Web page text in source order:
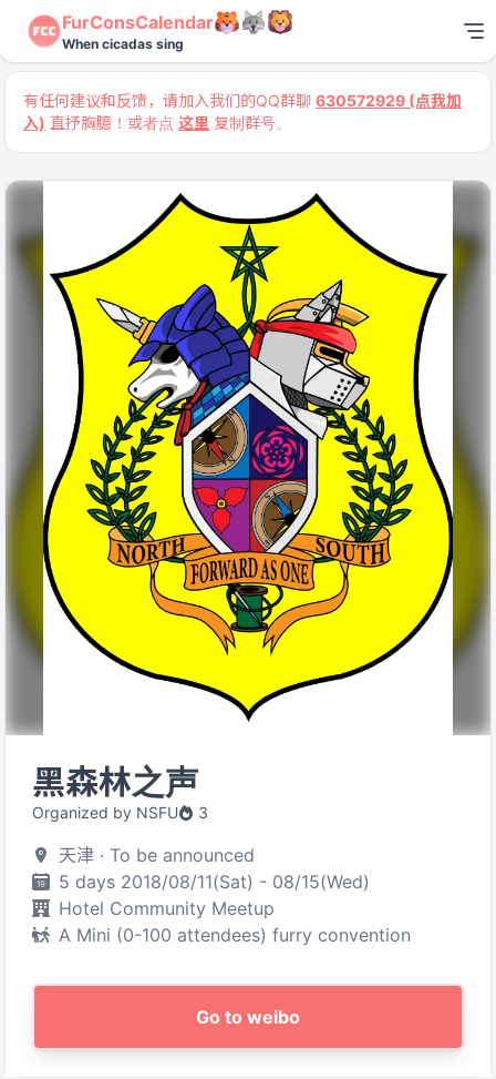
FurConsCalendar
When cicadas sing
有任何建议和反馈，请加入我们的QQ群聊 630572929 (点我加
入) 直抒胸臆！或者点 这里 复制群号。
黑森林之声
Organized by NSFU 3
天津 · To be announced
5 days 2018/08/11(Sat) - 08/15(Wed)
Hotel Community Meetup
A Mini (0-100 attendees) furry convention
Go to weibo